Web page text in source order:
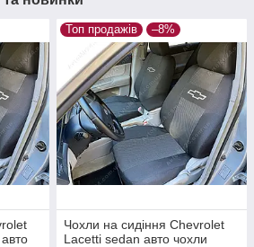
Топ продажів –8%
Чохли на сидіння Chevrolet
Lacetti sedan авто чохли